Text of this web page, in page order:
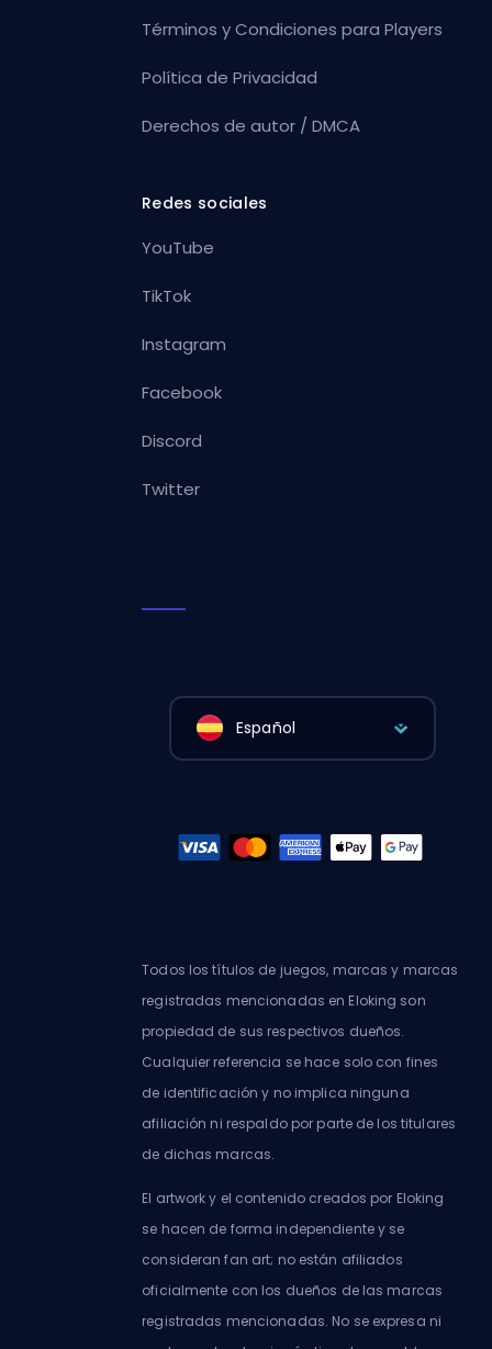
Términos y Condiciones para Players
Política de Privacidad
Derechos de autor / DMCA
Redes sociales
YouTube
TikTok
Instagram
Facebook
Discord
Twitter
Español
Todos los títulos de juegos, marcas y marcas
registradas mencionadas en Eloking son
propiedad de sus respectivos dueños.
Cualquier referencia se hace solo con fines
de identificación y no implica ninguna
afiliación ni respaldo por parte de los titulares
de dichas marcas.
El artwork y el contenido creados por Eloking
se hacen de forma independiente y se
consideran fan art; no están afiliados
oficialmente con los dueños de las marcas
registradas mencionadas. No se expresa ni